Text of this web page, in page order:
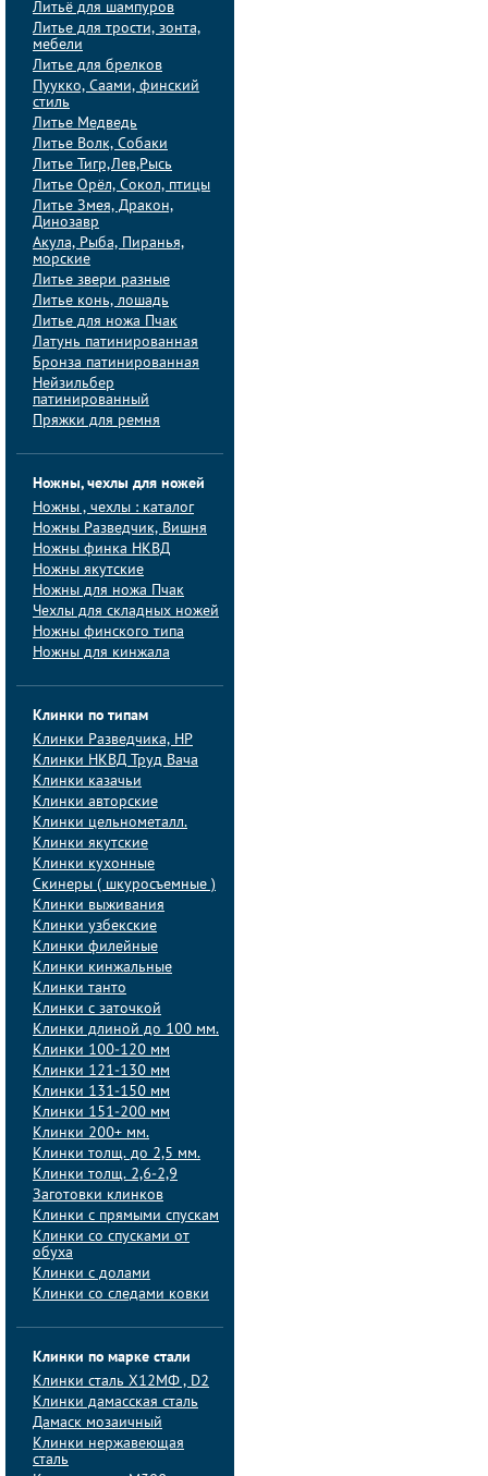
Литьё для шампуров
Литье для трости, зонта,
мебели
Литье для брелков
Пуукко, Саами, финский
стиль
Литье Медведь
Литье Волк, Собаки
Литье Тигр,Лев,Рысь
Литье Орёл, Сокол, птицы
Литье Змея, Дракон,
Динозавр
Акула, Рыба, Пиранья,
морские
Литье звери разные
Литье конь, лошадь
Литье для ножа Пчак
Латунь патинированная
Бронза патинированная
Нейзильбер
патинированный
Пряжки для ремня
Ножны, чехлы для ножей
Ножны , чехлы : каталог
Ножны Разведчик, Вишня
Ножны финка НКВД
Ножны якутские
Ножны для ножа Пчак
Чехлы для складных ножей
Ножны финского типа
Ножны для кинжала
Клинки по типам
Клинки Pазведчика, НP
Клинки НКВД Труд Вача
Клинки казачьи
Клинки авторские
Клинки цельнометалл.
Клинки якутские
Клинки кухонные
Скинеры ( шкуросъемные )
Клинки выживания
Клинки узбекские
Клинки филейные
Клинки кинжальные
Клинки танто
Клинки с заточкой
Клинки длиной до 100 мм.
Клинки 100-120 мм
Клинки 121-130 мм
Клинки 131-150 мм
Клинки 151-200 мм
Клинки 200+ мм.
Клинки толщ. до 2,5 мм.
Клинки толщ. 2,6-2,9
Заготовки клинков
Клинки с прямыми спускам
Клинки со спусками от
обуха
Клинки с долами
Клинки со следами ковки
Клинки по марке стали
Клинки сталь Х12МФ , D2
Клинки дамасская сталь
Дамаск мозаичный
Клинки нержавеющая
сталь